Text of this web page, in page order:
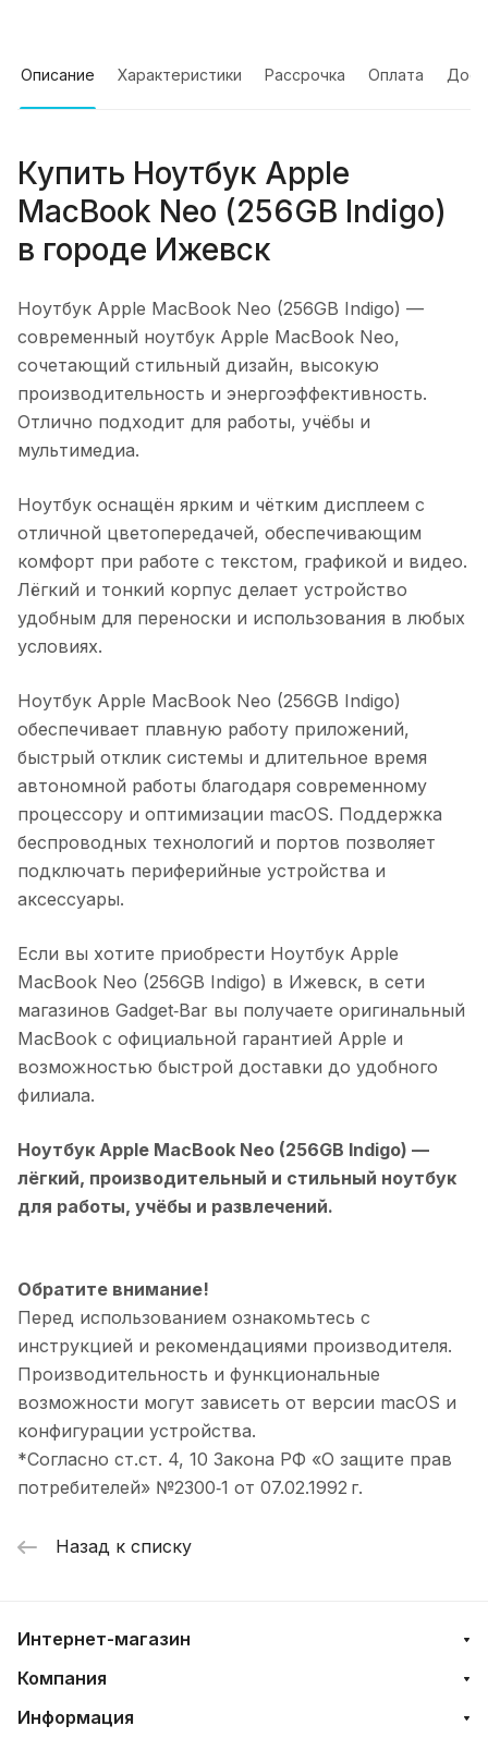
Описание Характеристики Рассрочка Оплата
Купить Ноутбук Apple
MacBook Neo (256GB Indigo)
в городе Ижевск
Ноутбук Apple MacBook Neo (256GB Indigo) —
современный ноутбук Apple MacBook Neo,
сочетающий стильный дизайн, высокую
производительность и энергоэффективность.
Отлично подходит для работы, учёбы и
мультимедиа.
Ноутбук оснащён ярким и чётким дисплеем с
отличной цветопередачей, обеспечивающим
комфорт при работе с текстом, графикой и видео.
Лёгкий и тонкий корпус делает устройство
удобным для переноски и использования в любых
условиях.
Ноутбук Apple MacBook Neo (256GB Indigo)
обеспечивает плавную работу приложений,
быстрый отклик системы и длительное время
автономной работы благодаря современному
процессору и оптимизации macOS. Поддержка
беспроводных технологий и портов позволяет
подключать периферийные устройства и
аксессуары.
Если вы хотите приобрести Ноутбук Apple
MacBook Neo (256GB Indigo) в Ижевск, в сети
магазинов Gadget‑Bar вы получаете оригинальный
MacBook с официальной гарантией Apple и
возможностью быстрой доставки до удобного
филиала.
Ноутбук Apple MacBook Neo (256GB Indigo) —
лёгкий, производительный и стильный ноутбук
для работы, учёбы и развлечений.
Обратите внимание!
Перед использованием ознакомьтесь с
инструкцией и рекомендациями производителя.
Производительность и функциональные
возможности могут зависеть от версии macOS и
конфигурации устройства.
*Согласно ст.ст. 4, 10 Закона РФ «О защите прав
потребителей» №2300‑1 от 07.02.1992 г.
Назад к списку
Интернет-магазин
Компания
Информация